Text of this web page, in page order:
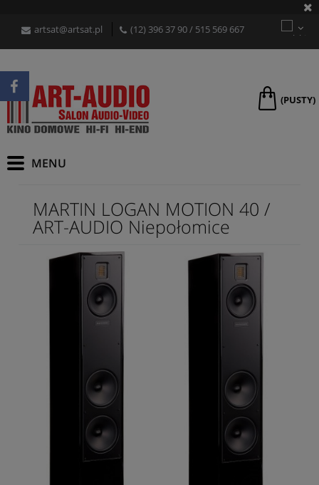
artsat@artsat.pl (12) 396 37 90/ 515 569 667
(PUSTY)
MARTIN LOGAN MOTION 40 /
ART-AUDIO Niepołomice